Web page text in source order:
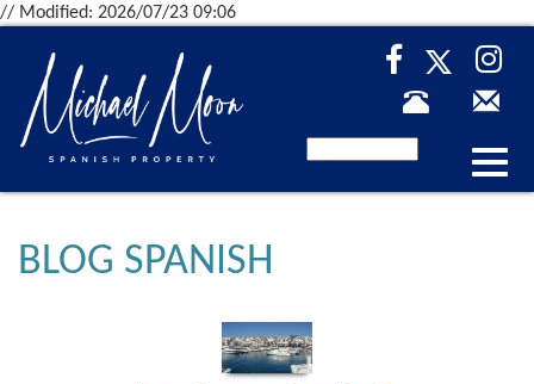
// Modified: 2026/07/23 09:06
BLOG SPANISH